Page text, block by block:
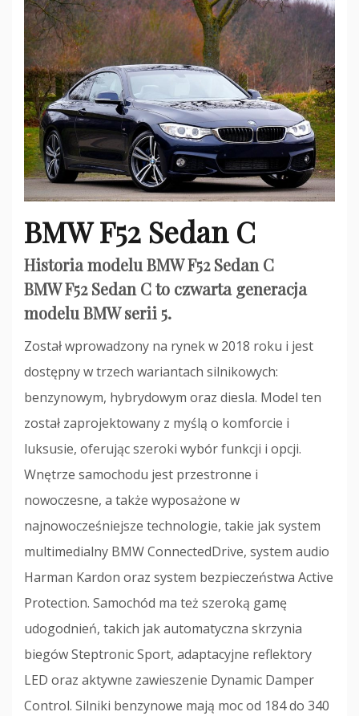
BMW F52 Sedan C
Historia modelu BMW F52 Sedan C
BMW F52 Sedan C to czwarta generacja
modelu BMW serii 5.
Został wprowadzony na rynek w 2018 roku i jest
dostępny w trzech wariantach silnikowych:
benzynowym, hybrydowym oraz diesla. Model ten
został zaprojektowany z myślą o komforcie i
luksusie, oferując szeroki wybór funkcji i opcji.
Wnętrze samochodu jest przestronne i
nowoczesne, a także wyposażone w
najnowocześniejsze technologie, takie jak system
multimedialny BMW ConnectedDrive, system audio
Harman Kardon oraz system bezpieczeństwa Active
Protection. Samochód ma też szeroką gamę
udogodnień, takich jak automatyczna skrzynia
biegów Steptronic Sport, adaptacyjne reflektory
LED oraz aktywne zawieszenie Dynamic Damper
Control. Silniki benzynowe mają moc od 184 do 340